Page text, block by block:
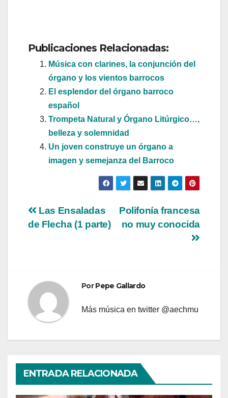
Publicaciones Relacionadas:
Música con clarines, la conjunción del
órgano y los vientos barrocos
El esplendor del órgano barroco
español
Trompeta Natural y Órgano Litúrgico…,
belleza y solemnidad
Un joven construye un órgano a
imagen y semejanza del Barroco
Navegación
Polifonía francesa
no muy conocida
Las Ensaladas
de Flecha (1 parte)
PorPepe Gallardo
Más música en twitter @aechmu
ENTRADA RELACIONADA